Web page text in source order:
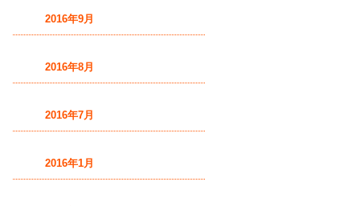
2016年9月
2016年8月
2016年7月
2016年1月